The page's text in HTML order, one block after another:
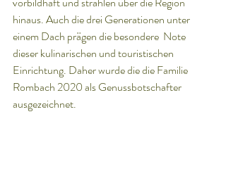
hinaus. Auch die drei Generationen unter
einem Dach prägen die besondere  Note
dieser kulinarischen und touristischen
Einrichtung. Daher wurde die die Familie
Rombach 2020 als Genussbotschafter
ausgezeichnet.